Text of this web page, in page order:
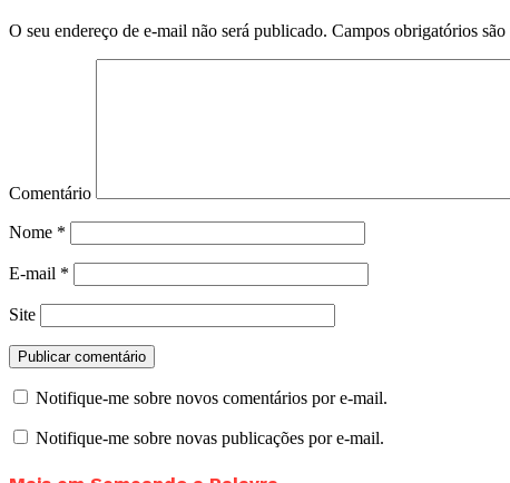
O seu endereço de e-mail não será publicado. Campos obrigatórios
Comentário
Nome *
E-mail *
Site
Notifique-me sobre novos comentários por e-mail.
Notifique-me sobre novas publicações por e-mail.